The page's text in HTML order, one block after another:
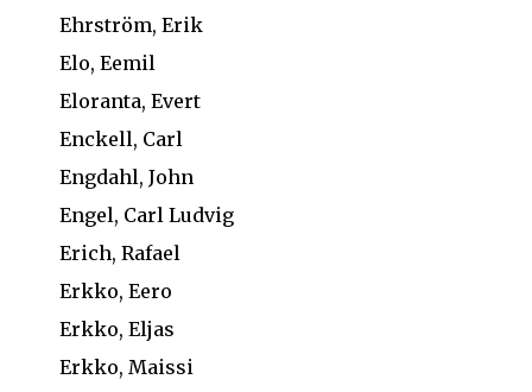
Ehrström, Erik
Elo, Eemil
Eloranta, Evert
Enckell, Carl
Engdahl, John
Engel, Carl Ludvig
Erich, Rafael
Erkko, Eero
Erkko, Eljas
Erkko, Maissi